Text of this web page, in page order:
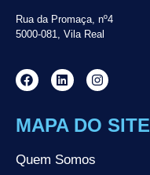
Rua da Promaça, nº4
5000-081, Vila Real
MAPA DO SITE
Quem Somos